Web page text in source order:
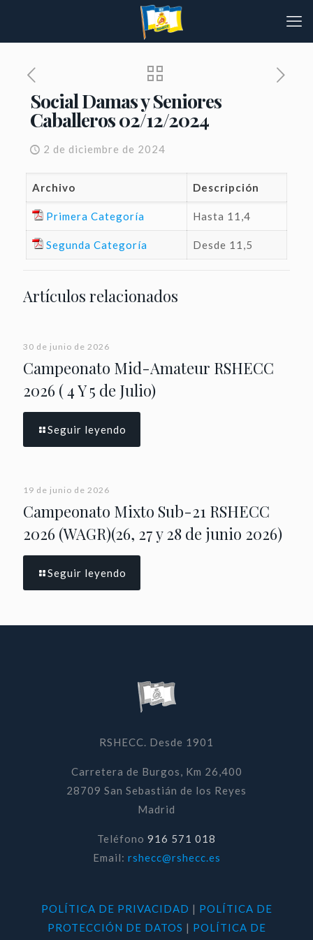
Social Damas y Seniores
Caballeros 02/12/2024
2 de diciembre de 2024
Archivo Descripción
Primera Categoría Hasta 11,4
Segunda Categoría Desde 11,5
Artículos relacionados
30 de junio de 2026
Campeonato Mid-Amateur RSHECC
2026 ( 4 Y 5 de Julio)
Seguir leyendo
19 de junio de 2026
Campeonato Mixto Sub-21 RSHECC
2026 (WAGR)(26, 27 y 28 de junio 2026)
Seguir leyendo
RSHECC. Desde 1901
Carretera de Burgos, Km 26,400
28709 San Sebastián de los Reyes
Madrid
Teléfono 916 571 018
Email: rshecc@rshecc.es
POLÍTICA DE PRIVACIDAD | POLÍTICA DE
PROTECCIÓN DE DATOS | POLÍTICA DE